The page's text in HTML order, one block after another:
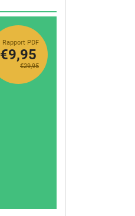
Rapport PDF
€29,95
€9,95